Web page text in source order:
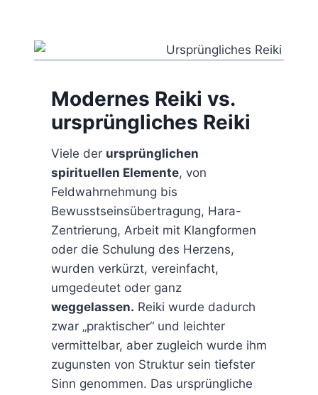
Modernes Reiki vs.
ursprüngliches Reiki
Viele der ursprünglichen
spirituellen Elemente, von
Feldwahrnehmung bis
Bewusstseinsübertragung, Hara-
Zentrierung, Arbeit mit Klangformen
oder die Schulung des Herzens,
wurden verkürzt, vereinfacht,
umgedeutet oder ganz
weggelassen. Reiki wurde dadurch
zwar „praktischer“ und leichter
vermittelbar, aber zugleich wurde ihm
zugunsten von Struktur sein tiefster
Sinn genommen. Das ursprüngliche